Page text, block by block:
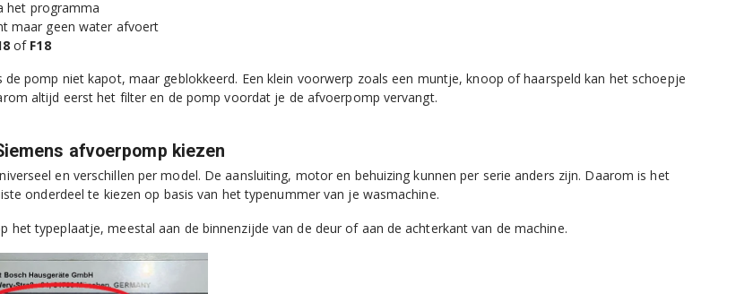
het programma
maar geen water afvoert
of F18
de pomp niet kapot, maar geblokkeerd. Een klein voorwerp zoals een muntje, knoop of haarspeld kan het schoepje
altijd eerst het filter en de pomp voordat je de afvoerpomp vervangt.
afvoerpomp kiezen
en verschillen per model. De aansluiting, motor en behuizing kunnen per serie anders zijn. Daarom is het
onderdeel te kiezen op basis van het typenummer van je wasmachine.
het typeplaatje, meestal aan de binnenzijde van de deur of aan de achterkant van de machine.